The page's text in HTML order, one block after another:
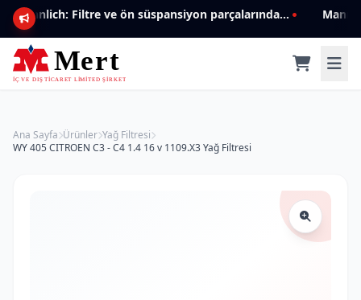
Mannlich: Filtre ve ön süspansiyon parçalarında genişleyen ürün yelpazesiyle kalite ve güven.
Ana Sayfa Ürünler Yağ Filtresi
WY 405 CITROEN C3 - C4 1.4 16 v 1109.X3 Yağ Filtresi